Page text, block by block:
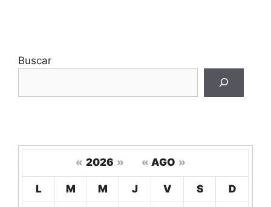
Buscar
« 2026 » « AGO »
L M M J V S D